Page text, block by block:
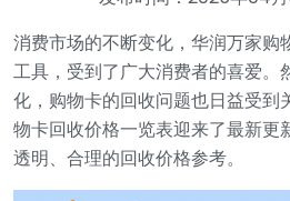
消费市场的不断变化，华润万家购
工具，受到了广大消费者的喜爱。
化，购物卡的回收问题也日益受到
物卡回收价格一览表迎来了最新更
透明、合理的回收价格参考。